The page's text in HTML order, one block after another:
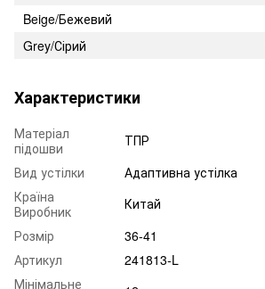
Beige/Бежевий
Grey/Сірий
Характеристики
Матеріал
підошви
ТПР
Вид устілки
Адаптивна устілка
Країна
Виробник
Китай
Розмір
36-41
Артикул
241813-L
Мінімальне